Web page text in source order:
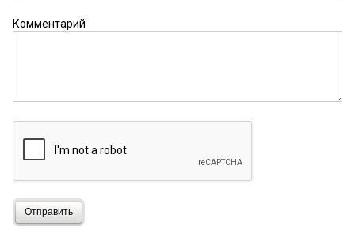
Комментарий
Отправить